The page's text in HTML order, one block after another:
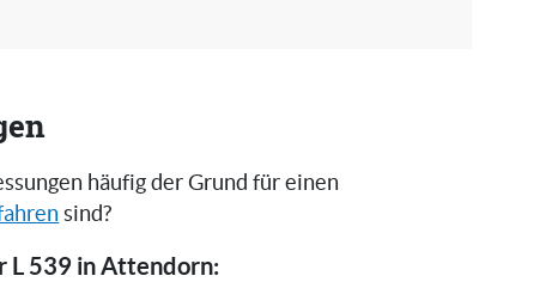
häufig der Grund für einen
sind?
L 539 in Attendorn: